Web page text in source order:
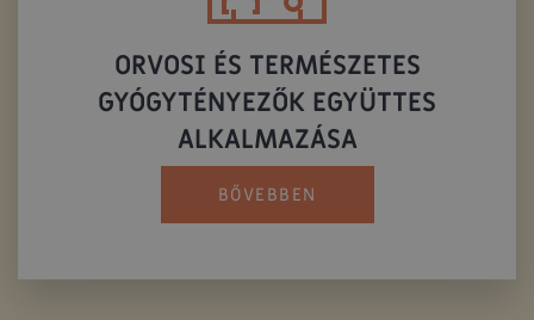
ORVOSI ÉS TERMÉSZETES
GYÓGYTÉNYEZŐK EGYÜTTES
ALKALMAZÁSA
BŐVEBBEN